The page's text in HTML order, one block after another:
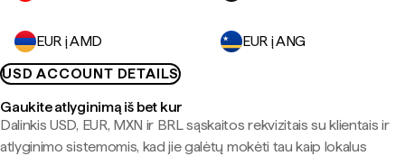
EUR į AMD
EUR į ANG
USD ACCOUNT DETAILS
Gaukite atlyginimą iš bet kur
Dalinkis USD, EUR, MXN ir BRL sąskaitos rekvizitais su klientais ir
atlyginimo sistemomis, kad jie galėtų mokėti tau kaip lokalus